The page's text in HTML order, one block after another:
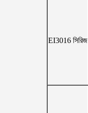
EI3016 সিরিজ